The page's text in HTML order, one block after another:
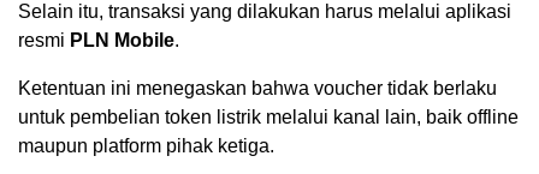
Selain itu, transaksi yang dilakukan harus melalui aplikasi
resmi PLN Mobile.
Ketentuan ini menegaskan bahwa voucher tidak berlaku
untuk pembelian token listrik melalui kanal lain, baik offline
maupun platform pihak ketiga.